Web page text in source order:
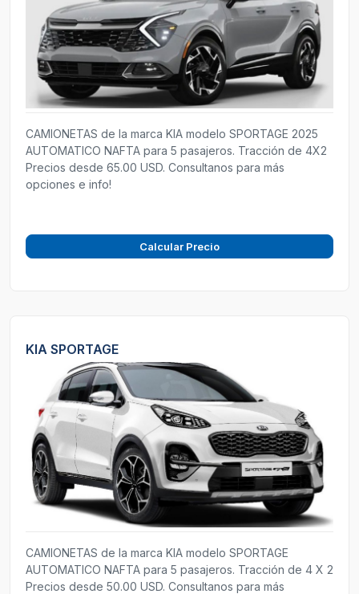
CAMIONETAS de la marca KIA modelo SPORTAGE 2025
AUTOMATICO NAFTA para 5 pasajeros. Tracción de 4X2
Precios desde 65.00 USD. Consultanos para más
opciones e info!
Calcular Precio
KIA SPORTAGE
CAMIONETAS de la marca KIA modelo SPORTAGE
AUTOMATICO NAFTA para 5 pasajeros. Tracción de 4 X 2
Precios desde 50.00 USD. Consultanos para más